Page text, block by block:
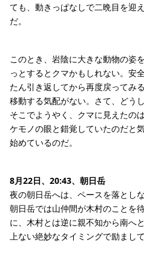
ても、動きっぱなしで二晩目を迎
だ。
このとき、岩陰に大きな動物の姿
っとするとクマかもしれない。安
たん引き返してから再度戻ってみ
移動する気配がない。さて、どうし
そこでようやく、クマに見えたの
ケモノの眼と錯覚していたのだと
始めているのだ。
8月22日、20:43、朝日岳
夜の朝日岳へは、ペースを落とし
朝日岳では山仲間が木村のことを
に、木村とは逆に親不知から南へ
上ない絶妙なタイミングで励まし